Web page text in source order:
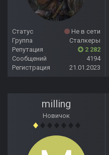
Статус
Не в сети
Группа
Сталкеры
Репутация
2 282
Сообщений
4194
Регистрация
21.01.2023
milling
Новичок